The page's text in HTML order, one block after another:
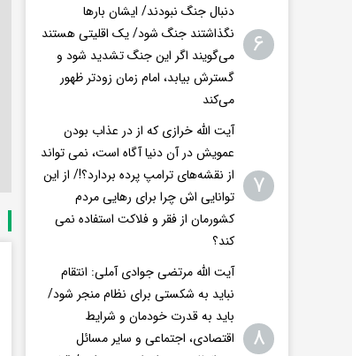
۶
دنبال جنگ نبودند/ ایشان بارها
نگذاشتند جنگ شود/ یک اقلیتی هستند
می‌گویند اگر این جنگ تشدید شود و
گسترش بیابد، امام زمان زودتر ظهور
می‌کند
۷
آیت الله خرازی که از در عذاب بودن
عمویش در آن دنیا آگاه است، نمی تواند
از نقشه‌های ترامپ پرده بردارد؟!/ از این
توانایی اش چرا برای رهایی مردم
کشورمان از فقر و فلاکت استفاده نمی
کند؟
۸
آیت الله مرتضی جوادی آملی: انتقام
نباید به شکستی برای نظام منجر شود/
باید به قدرت خودمان و شرایط
اقتصادی، اجتماعی و سایر مسائل